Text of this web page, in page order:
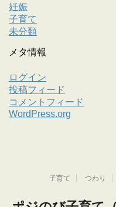
妊娠
子育て
未分類
メタ情報
ログイン
投稿フィード
コメントフィード
WordPress.org
子育て つわり